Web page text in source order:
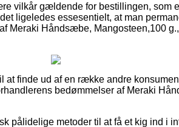
vilkår gældende for bestillingen, som
ligeledes essesentielt, at man
Meraki Håndsæbe, Mangosteen,100
at finde ud af en række andre
bedømmelser af Meraki
pålidelige metoder til at få et kig ind i